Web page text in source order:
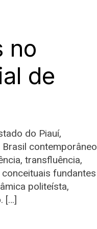
no
de
do Piauí,
contemporâneo
transfluência,
fundantes
politeísta,
[…]